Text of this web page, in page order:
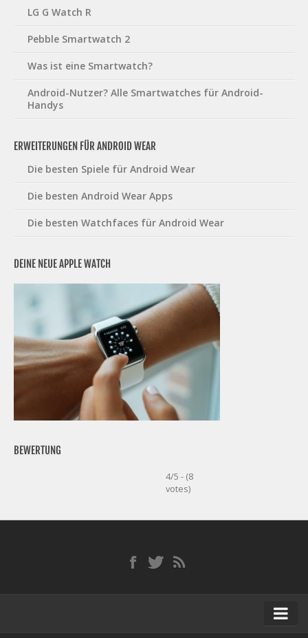
LG G Watch R
Pebble Smartwatch 2
Was ist eine Smartwatch?
Android-Nutzer? Alle Smartwatches für Android-
Handys
ERWEITERUNGEN FÜR ANDROID WEAR
Die besten Spiele für Android Wear
Die besten Android Wear Apps
Die besten Watchfaces für Android Wear
DEINE NEUE APPLE WATCH
BEWERTUNG
4/5 - (8
votes)